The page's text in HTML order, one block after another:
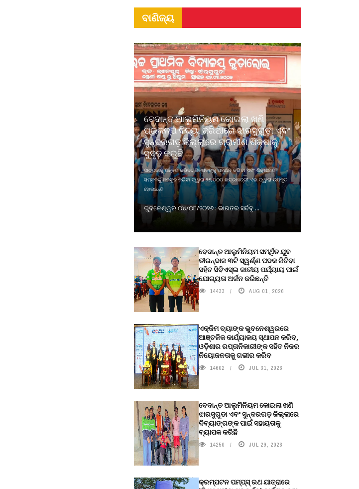
ବାଣିଜ୍ୟ
ବେଦାନ୍ତ ଆଲୁମିନିୟମ କୋଇଲା ଖଣି
ପ୍ରକଳ୍ପ ବିଦ୍ୟା ଜରିଆରେ ଝାରସୁଗୁଡ଼ା ଏବଂ
ସୁନ୍ଦରଗଡ଼ ଜିଲ୍ଲାରେ ଗ୍ରାମୀଣ ଶିକ୍ଷାକୁ
ସୁଦୃଢ଼ କରୁଛି
ପାଠପଢାକୁ ଉନ୍ନତ କରିବା, ଶିକ୍ଷକଙ୍କୁ ସମର୍ଥନ କରିବା ଏବଂ ଶିକ୍ଷାଗତ
ସମ୍ବଳକୁ ମଜବୁତ କରିବା ଦ୍ୱାରା ୨୫,୦୦୦ ଛାତ୍ରଛାତ୍ରୀ ଏହା ଦ୍ୱାରା ଉପକୃତ
ହୋଇଛନ୍ତି
ଭୁବନେଶ୍ୱର ୦୪/୦୮/୨୦୨୬ : ଭାରତର ସର୍ବବୃ ...
ବେଦାନ୍ତ ଆଲୁମିନିୟମ ସମର୍ଥିତ ଯୁବ
ତୀରନ୍ଦାଜ ୩ଟି ସ୍ୱର୍ଣ୍ଣ ପଦକ ଜିତିବା
ସହିତ ସିବିଏସ୍ଇ ଜାତୀୟ ପର୍ଯ୍ୟାୟ ପାଇଁ
ଯୋଗ୍ୟତା ଅର୍ଜନ କରିଛନ୍ତି
14433 AUG 01, 2026
ଏକ୍ଜିମ ବ୍ୟାଙ୍କ ଭୁବନେଶ୍ୱରରେ
ଆଞ୍ଚଳିକ କାର୍ଯ୍ୟାଳୟ ସ୍ଥାପନ କରିବ,
ଓଡ଼ିଶାର ରପ୍ତାନିକାରୀଙ୍କ ସହିତ ନିଜର
ନିୟୋଜନତାକୁ ଗଭୀର କରିବ
14602 JUL 31, 2026
ବେଦାନ୍ତ ଆଲୁମିନିୟମ କୋଇଲା ଖଣି
ଝାରସୁଗୁଡା ଏବଂ ସୁନ୍ଦରଗଡ଼ ଜିଲ୍ଲାରେ
ଦିବ୍ୟାଙ୍ଗଙ୍କ ପାଇଁ ସହାୟତାକୁ
ବ୍ୟାପକ କରିଛି
14250 JUL 29, 2026
କ୍ରମ୍ପଟନ ପମ୍ପ୍‌ସ୍‌ ରଥ ଯାତ୍ରାରେ